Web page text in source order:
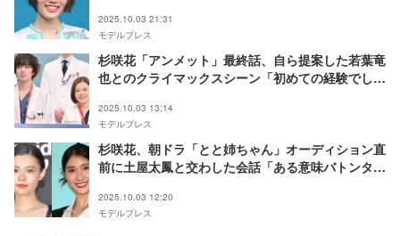
2025.10.03 21:31
モデルプレス
杉咲花「アンメット」最終話、自ら提案した若葉竜
也とのクライマックスシーン「初めての経験でし
2025.10.03 13:14
モデルプレス
杉咲花、朝ドラ「とと姉ちゃん」オーディション直
前に土屋太鳳と交わした会話「ある意味バトンタッ
2025.10.03 12:20
モデルプレス